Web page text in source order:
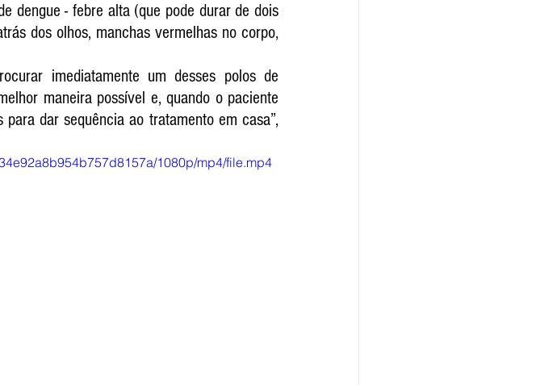
dengue - febre alta (que pode durar de dois
dos olhos, manchas vermelhas no corpo,
imediatamente um desses polos de
maneira possível e, quando o paciente
dar sequência ao tratamento em casa”,
1080p/mp4/file.mp4